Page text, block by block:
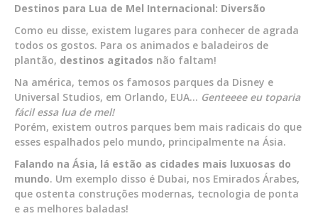
Destinos para Lua de Mel Internacional: Diversão
Como eu disse, existem lugares para conhecer de agrada
todos os gostos. Para os animados e baladeiros de
plantão, destinos agitados não faltam!
Na américa, temos os famosos parques da Disney e
Universal Studios, em Orlando, EUA… Genteeee eu toparia
fácil essa lua de mel!
Porém, existem outros parques bem mais radicais do que
esses espalhados pelo mundo, principalmente na Ásia.
Falando na Ásia, lá estão as cidades mais luxuosas do
mundo. Um exemplo disso é Dubai, nos Emirados Árabes,
que ostenta construções modernas, tecnologia de ponta
e as melhores baladas!